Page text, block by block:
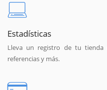
Estadísticas
Lleva un registro de tu tienda
referencias y más.